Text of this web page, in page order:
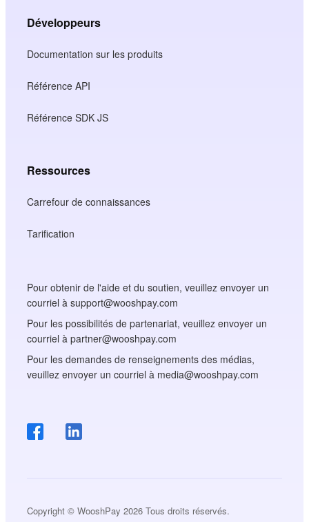
Développeurs
Documentation sur les produits
Référence API
Référence SDK JS
Ressources
Carrefour de connaissances
Tarification
Pour obtenir de l'aide et du soutien, veuillez envoyer un
courriel à support@wooshpay.com
Pour les possibilités de partenariat, veuillez envoyer un
courriel à partner@wooshpay.com
Pour les demandes de renseignements des médias,
veuillez envoyer un courriel à media@wooshpay.com
Copyright © WooshPay 2026 Tous droits réservés.